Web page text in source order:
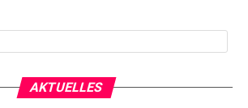
AKTUELLES